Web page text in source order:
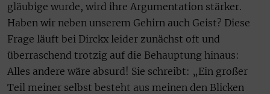
gläubige wurde, wird ihre Argumentation stärker.
Haben wir neben unserem Gehirn auch Geist? Diese
Frage läuft bei Dirckx leider zunächst oft und
überraschend trotzig auf die Behauptung hinaus:
Alles andere wäre absurd! Sie schreibt: „Ein großer
Teil meiner selbst besteht aus meinen den Blicken